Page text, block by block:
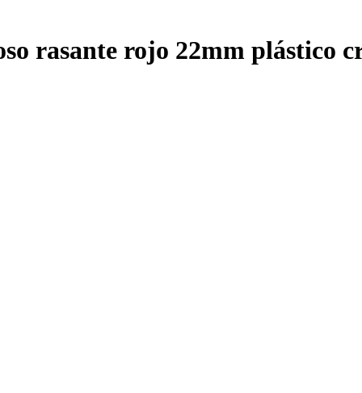
rasante rojo 22mm plástico